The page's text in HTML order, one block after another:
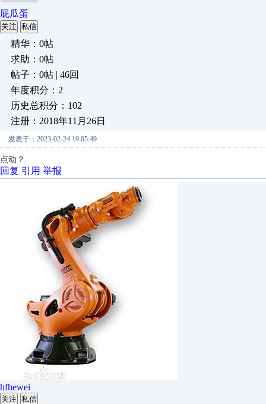
屁瓜蛋
关注 私信
精华：0帖
求助：0帖
帖子：0帖 | 46回
年度积分：2
历史总积分：102
注册：2018年11月26日
发表于：2023-02-24 19:05:49
点动？
回复 引用 举报
hfhewei
关注 私信